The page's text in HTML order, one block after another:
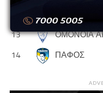
13
ΟΜΟΝΟΙΑ
14
ΠΑΦΟΣ